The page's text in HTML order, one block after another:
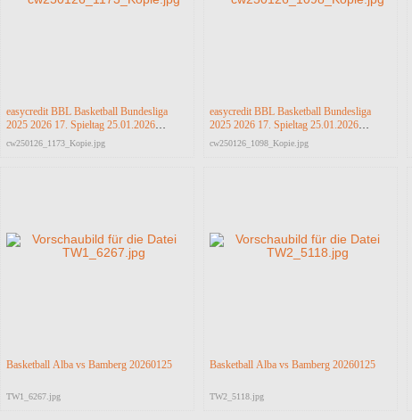
easycredit BBL Basketball Bundesliga
2025 2026 17. Spieltag 25.01.2026
Science City Jena vs RASTA Vechta
cw250126_1173_Kopie.jpg
easycredit BBL Basketball Bundesliga
2025 2026 17. Spieltag 25.01.2026
Science City Jena vs RASTA Vechta
cw250126_1098_Kopie.jpg
Basketball Alba vs Bamberg 20260125
TW1_6267.jpg
Basketball Alba vs Bamberg 20260125
TW2_5118.jpg